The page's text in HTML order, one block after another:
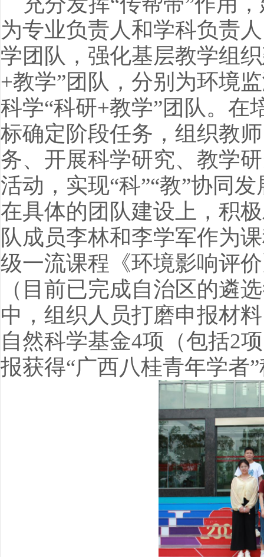
为专业负责人和学科负责
学团队，强化基层教学组
+教学”团队，分别为环境
科学“科研+教学”团队。在
标确定阶段任务，组织教
务、开展科学研究、教学
活动，实现“科”“教”协同
在具体的团队建设上，积
队成员李林和李学军作为
级一流课程《环境影响评
（目前已完成自治区的遴
中，组织人员打磨申报材
自然科学基金4项（包括2
报获得“广西八桂青年学者